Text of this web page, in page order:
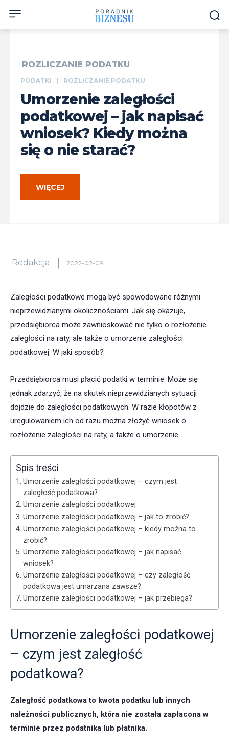
ROZLICZANIE PODATKU
PODATKI ROZLICZANIE PODATKU
Umorzenie zaległości
podatkowej – jak napisać
wniosek? Kiedy można
się o nie starać?
WIĘCEJ
Redakcja 2022-02-09
Zaległości podatkowe mogą być spowodowane różnymi
nieprzewidzianymi okolicznościami. Jak się okazuje,
przedsiębiorca może zawnioskować nie tylko o rozłożenie
zaległości na raty, ale także o umorzenie zaległości
podatkowej. W jaki sposób?
Przedsiębiorca musi płacić podatki w terminie. Może się
jednak zdarzyć, że na skutek nieprzewidzianych sytuacji
dojdzie do zaległości podatkowych. W razie kłopotów z
uregulowaniem ich od razu można złożyć wniosek o
rozłożenie zaległości na raty, a także o umorzenie.
Spis treści
Umorzenie zaległości podatkowej – czym jest
zaległość podatkowa?
Umorzenie zaległości podatkowej
Umorzenie zaległości podatkowej – jak to zrobić?
Umorzenie zaległości podatkowej – kiedy można to
zrobić?
Umorzenie zaległości podatkowej – jak napisać
wniosek?
Umorzenie zaległości podatkowej – czy zaległość
podatkowa jest umarzana zawsze?
Umorzenie zaległości podatkowej – jak przebiega?
Umorzenie zaległości podatkowej
– czym jest zaległość
podatkowa?
Zaległość podatkowa to kwota podatku lub innych
należności publicznych, która nie została zapłacona w
terminie przez podatnika lub płatnika.